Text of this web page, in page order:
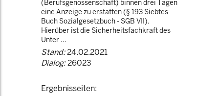
(Berufsgenossenschaft) binnen drei Tagen
eine Anzeige zu erstatten (§ 193 Siebtes
Buch Sozialgesetzbuch - SGB VII).
Hierüber ist die Sicherheitsfachkraft des
Unter ...
Stand:24.02.2021
Dialog:26023
Ergebnisseiten: